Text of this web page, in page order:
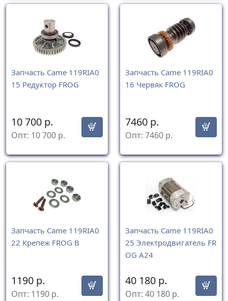
Запчасть Came 119RIA0
15 Редуктор FROG
10 700 р.
Опт: 10 700 р.
Запчасть Came 119RIA0
16 Червяк FROG
7460 р.
Опт: 7460 р.
Запчасть Came 119RIA0
22 Крепеж FROG В
1190 р.
Опт: 1190 р.
Запчасть Came 119RIA0
25 Электродвигатель FR
OG A24
40 180 р.
Опт: 40 180 р.